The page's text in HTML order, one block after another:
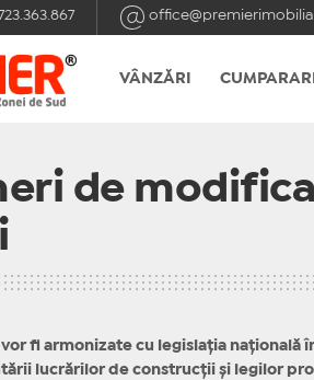
VÂNZĂRI CUMPARARI
de
fi armonizate cu legislația națională
lucrărilor de construcții și legilor